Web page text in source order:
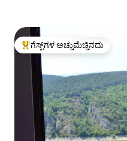
ಗೆಸ್ಟ್‌ಗಳಿಗೆ ಅತಿ ಹೆಚ್ಚು ಅಚ್ಚುಮೆಚ್ಚಿನದು
ಗೆಸ್ಟ್‌ಗಳ ಅಚ್ಚುಮೆಚ್ಚಿನದು